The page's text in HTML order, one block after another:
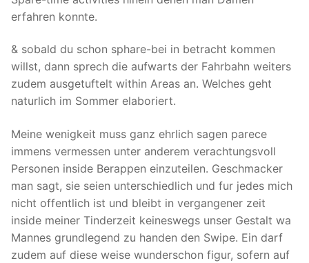
erfahren konnte.
& sobald du schon sphare-bei in betracht kommen
willst, dann sprech die aufwarts der Fahrbahn weiters
zudem ausgetuftelt within Areas an. Welches geht
naturlich im Sommer elaboriert.
Meine wenigkeit muss ganz ehrlich sagen parece
immens vermessen unter anderem verachtungsvoll
Personen inside Berappen einzuteilen. Geschmacker
man sagt, sie seien unterschiedlich und fur jedes mich
nicht offentlich ist und bleibt in vergangener zeit
inside meiner Tinderzeit keineswegs unser Gestalt wa
Mannes grundlegend zu handen den Swipe. Ein darf
zudem auf diese weise wunderschon figur, sofern auf